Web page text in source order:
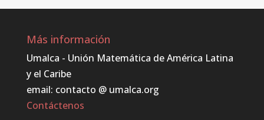
Más información
Umalca - Unión Matemática de América Latina
y el Caribe
email: contacto @ umalca.org
Contáctenos